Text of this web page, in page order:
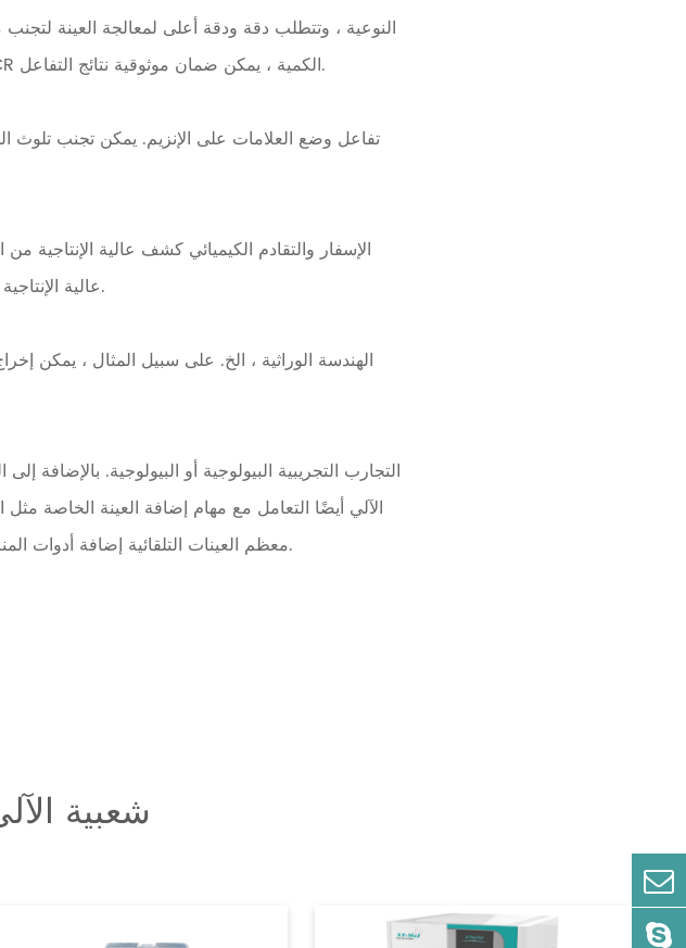
العالية بشكل خاطئ بسبب الأخطاء التجريبية في إضافة العينة. مع PCR الكمية ، يمكن ضمان موثوقية نتائج التفاعل.
عالية الإنتاجية للكشف عن البروتين ، يمكن قياس البروتينات بشكل أكثر كفاءة ودقة.
الآلي أيضًا التعامل مع مهام إضافة العينة الخاصة مثل
معظم العينات التلقائية إضافة أدوات المناولة لا يمكن القيام به ، لذلك يمكن أن ينطوي تطبيقه على نطاق أوسع.
شعبية